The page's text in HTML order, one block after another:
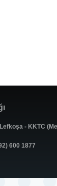
- KKTC
600 1877